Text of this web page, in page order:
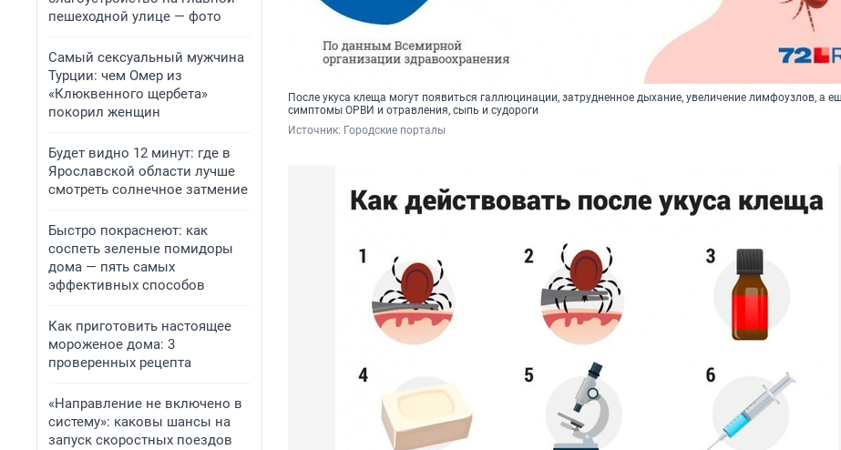
пешеходной улице — фото
Самый сексуальный мужчина
Турции: чем Омер из
«Клюквенного щербета»
покорил женщин
Будет видно 12 минут: где в
Ярославской области лучше
смотреть солнечное затмение
Быстро покраснеют: как
соспеть зеленые помидоры
дома — пять самых
эффективных способов
Как приготовить настоящее
мороженое дома: 3
проверенных рецепта
«Направление не включено в
систему»: каковы шансы на
запуск скоростных поездов
После укуса клеща могут появиться галлюцинации, затрудненное дыхание, увеличение лимфоузлов, а
симптомы ОРВИ и отравления, сыпь и судороги
Источник: Городские порталы